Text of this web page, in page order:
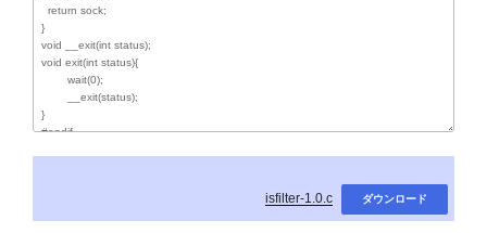
isfilter-1.0.c ダウンロード